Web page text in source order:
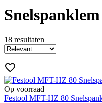
Snelspanklem
18 resultaten
Op voorraad
Festool MFT-HZ 80